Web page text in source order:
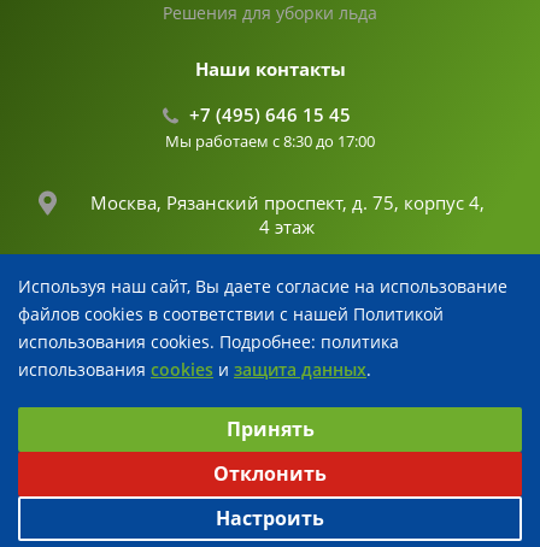
Решения для уборки льда
Наши контакты
+7 (495) 646 15 45
Мы работаем с 8:30 до 17:00
Москва, Рязанский проспект, д. 75, корпус 4,
4 этаж
info@fertika.com
© 2026 Все права защищены
Разработка и поддержка
Используя наш сайт, Вы даете согласие на использование
файлов cookies в соответствии с нашей Политикой
использования cookies. Подробнее: политика
использования cookies и защита данных.
Аналитические
Принять
Отклонить
Настроить